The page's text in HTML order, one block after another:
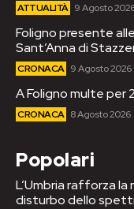
ATTUALITÀ 9 Agosto
Foligno presente
Sant’Anna di
CRONACA 9 Agosto 2026
A Foligno multe per
CRONACA 8 Agosto 2026
Popolari
L’Umbria rafforza
disturbo dello